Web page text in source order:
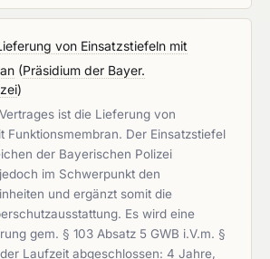
von Einsatzstiefeln mit
(Präsidium der Bayer.
)
ist die Lieferung von
Funktionsmembran. Der Einsatzstiefel
der Bayerischen Polizei
im Schwerpunkt den
und ergänzt somit die
Es wird eine
gem. § 103 Absatz 5 GWB i.V.m. §
Laufzeit abgeschlossen: 4 Jahre,